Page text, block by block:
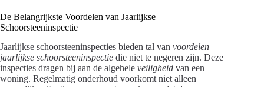
De Belangrijkste Voordelen van Jaarlijkse
Schoorsteeninspectie
Jaarlijkse schoorsteeninspecties bieden tal van voordelen
jaarlijkse schoorsteeninspectie die niet te negeren zijn. Deze
inspecties dragen bij aan de algehele veiligheid van een
woning. Regelmatig onderhoud voorkomt niet alleen